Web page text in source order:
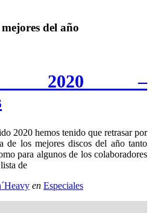
mejores del año
2020 –
2020 hemos tenido que retrasar por
de los mejores discos del año tanto
para algunos de los colaboradores
de
en Especiales